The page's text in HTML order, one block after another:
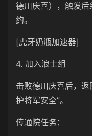
德川庆喜），触发
约。
[虎牙奶瓶加速器]
4. 加入浪士组
击败德川庆喜后，
护将军安全”。
传通院任务：